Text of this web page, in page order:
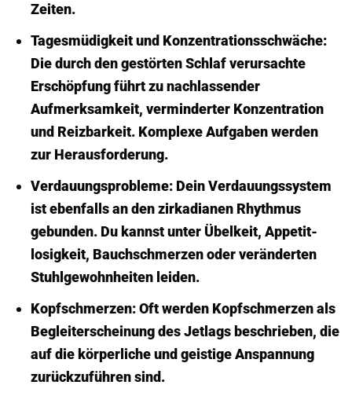
Zeiten.
Tages­müdigkeit und Konzentrations­schwäche:
Die durch den gestörten Schlaf verursachte
Erschöpfung führt zu nachlassender
Aufmerksamkeit, verminderter Konzentration
und Reiz­barkeit. Komplexe Aufgaben werden
zur Herausforderung.
Verdauungs­probleme:Dein Verdauungssystem
ist ebenfalls an den zirkadianen Rhythmus
gebunden. Du kannst unter Übelkeit, Appetit­
losigkeit, Bauch­schmerzen oder veränderten
Stuhlgewohnheiten leiden.
Kopf­schmerzen:Oft werden Kopf­schmerzen als
Begleiterscheinung des Jetlags beschrieben, die
auf die körperliche und geistige Anspannung
zurückzuführen sind.